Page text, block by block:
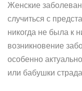
Женские
случиться с
никогда не была к
возникновение
особенно
или бабушки